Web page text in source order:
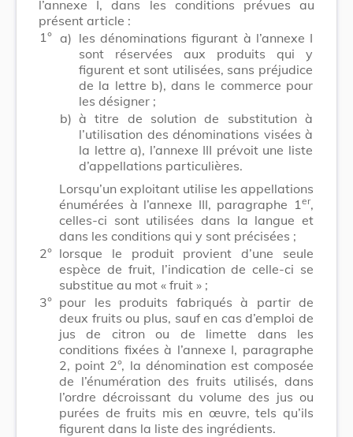
l’annexe I, dans les conditions prévues au
présent article :
1° a) les dénominations figurant à l’annexe I
sont réservées aux produits qui y
figurent et sont utilisées, sans préjudice
de la lettre b), dans le commerce pour
les désigner ;
b) à titre de solution de substitution à
l’utilisation des dénominations visées à
la lettre a), l’annexe III prévoit une liste
d’appellations particulières.
Lorsqu’un exploitant utilise les appellations
énumérées à l’annexe III, paragraphe 1 er,
celles-ci sont utilisées dans la langue et
dans les conditions qui y sont précisées ;
2° lorsque le produit provient d’une seule
espèce de fruit, l’indication de celle-ci se
substitue au mot « fruit » ;
3° pour les produits fabriqués à partir de
deux fruits ou plus, sauf en cas d’emploi de
jus de citron ou de limette dans les
conditions fixées à l’annexe I, paragraphe
2, point 2°, la dénomination est composée
de l’énumération des fruits utilisés, dans
l’ordre décroissant du volume des jus ou
purées de fruits mis en œuvre, tels qu’ils
figurent dans la liste des ingrédients.